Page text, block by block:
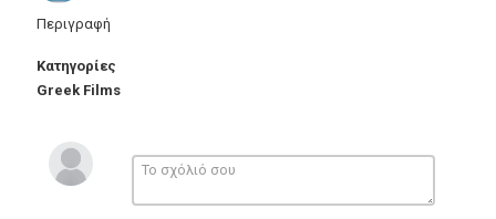
Περιγραφή
Κατηγορίες
Greek Films